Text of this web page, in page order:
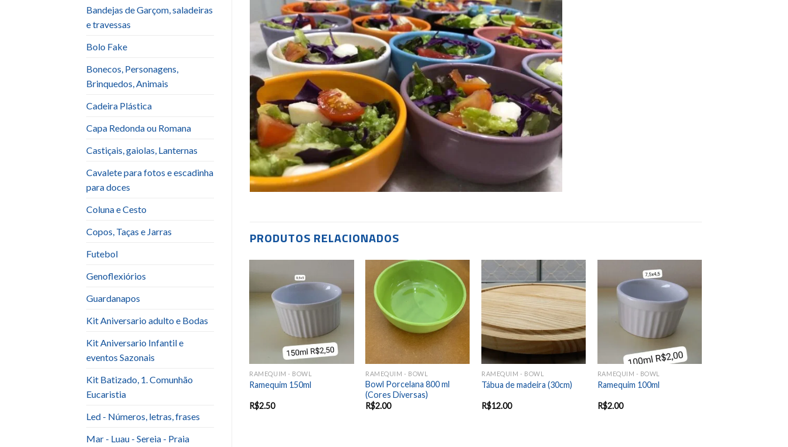
Bandejas de Garçom, saladeiras
e travessas
Bolo Fake
Bonecos, Personagens,
Brinquedos, Animais
Cadeira Plástica
Capa Redonda ou Romana
Castiçais, gaiolas, Lanternas
Cavalete para fotos e escadinha
para doces
Coluna e Cesto
Copos, Taças e Jarras
Futebol
Genoflexiórios
Guardanapos
Kit Aniversario adulto e Bodas
Kit Aniversario Infantil e
eventos Sazonais
Kit Batizado, 1. Comunhão
Eucaristia
Led - Números, letras, frases
Mar - Luau - Sereia - Praia
PRODUTOS RELACIONADOS
Add to
wishlist
RAMEQUIM - BOWL
Ramequim 150ml
R$2.50
Add to
wishlist
RAMEQUIM - BOWL
Bowl Porcelana 800 ml
(Cores Diversas)
R$2.00
Add to
wishlist
RAMEQUIM - BOWL
Tábua de madeira (30cm)
R$12.00
Add to
wishlist
RAMEQUIM - BOWL
Ramequim 100ml
R$2.00
wishlist
Bowl Branco (400ml)
Bowl Porcelana 400 ml